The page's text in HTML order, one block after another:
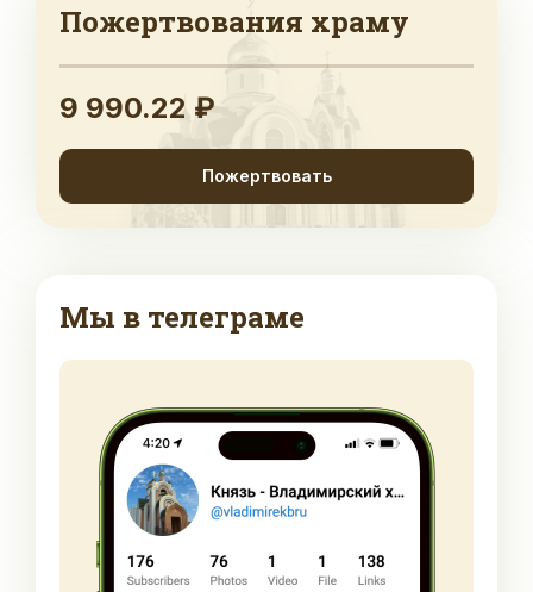
Пожертвования храму
9 990.22 ₽
Пожертвовать
Мы в телеграме